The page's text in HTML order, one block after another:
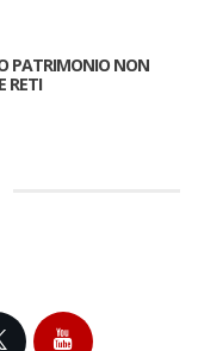
PATRIMONIO NON
RETI